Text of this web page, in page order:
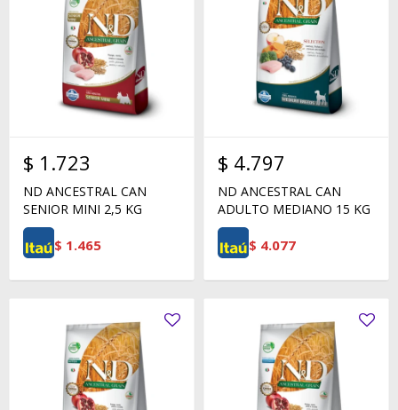
$ 1.723
ND ANCESTRAL CAN
SENIOR MINI 2,5 KG
$ 1.465
$ 4.797
ND ANCESTRAL CAN
ADULTO MEDIANO 15 KG
$ 4.077